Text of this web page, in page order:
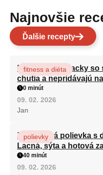
Najnovšie
Ďalšie recepty
Brokolicové placky so
chutia a nepridávajú
fitness a diéta
0 minút
09. 02. 2026
Jan
Zeleninová polievka s
Lacná, sýta a hotová
polievky
40 minút
09. 02. 2026